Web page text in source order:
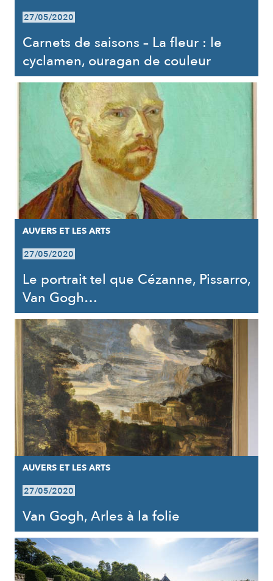
27/05/2020
Carnets de saisons – La fleur : le
cyclamen, ouragan de couleur
AUVERS ET LES ARTS
27/05/2020
Le portrait tel que Cézanne, Pissarro,
Van Gogh…
AUVERS ET LES ARTS
27/05/2020
Van Gogh, Arles à la folie